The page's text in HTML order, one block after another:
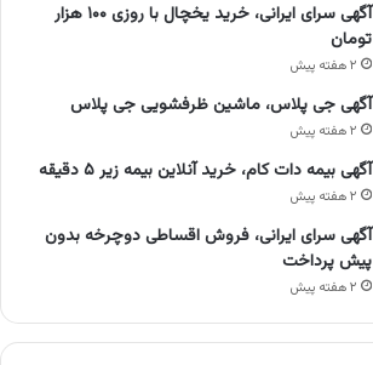
آگهی سرای ایرانی، خرید یخچال با روزی ۱۰۰ هزار
تومان
۲ هفته پیش
آگهی جی پلاس، ماشین ظرفشویی جی پلاس
۲ هفته پیش
آگهی بیمه دات کام، خرید آنلاین بیمه زیر ۵ دقیقه
۲ هفته پیش
آگهی سرای ایرانی، فروش اقساطی دوچرخه بدون
پیش پرداخت
۲ هفته پیش